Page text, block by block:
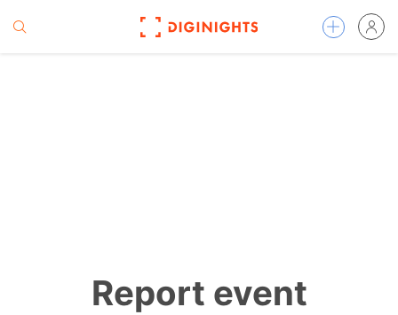
Report event